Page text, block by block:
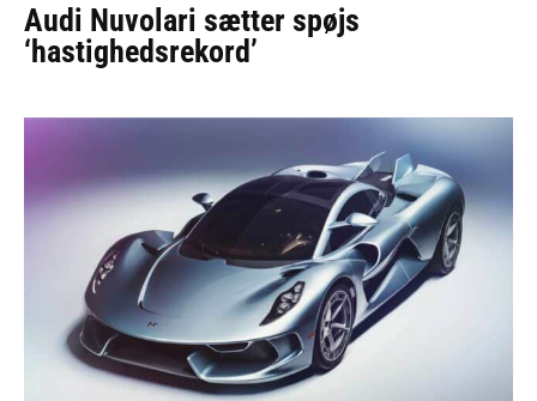
Audi Nuvolari sætter spøjs
‘hastighedsrekord’